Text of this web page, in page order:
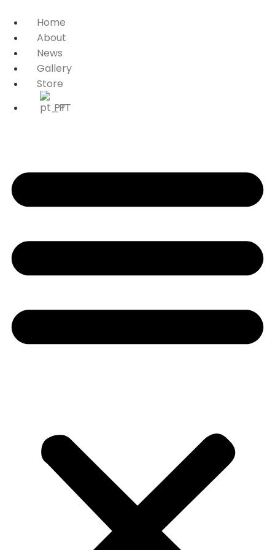
Home
About
News
Gallery
Store
PT